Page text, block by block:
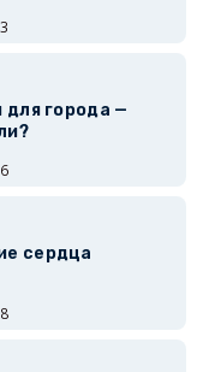
города —
сердца